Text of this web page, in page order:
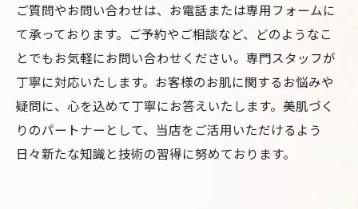
ご質問やお問い合わせは、お電話または専用フォームに
て承っております。ご予約やご相談など、どのようなこ
とでもお気軽にお問い合わせください。専門スタッフが
丁寧に対応いたします。お客様のお肌に関するお悩みや
疑問に、心を込めて丁寧にお答えいたします。美肌づく
りのパートナーとして、当店をご活用いただけるよう
日々新たな知識と技術の習得に努めております。